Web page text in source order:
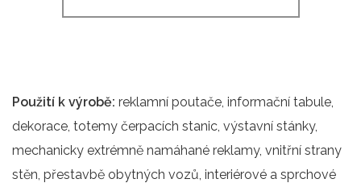
Použití k výrobě: reklamní poutače, informační tabule,
dekorace, totemy čerpacích stanic, výstavní stánky,
mechanicky extrémně namáhané reklamy, vnitřní strany
stěn, přestavbě obytných vozů, interiérové a sprchové